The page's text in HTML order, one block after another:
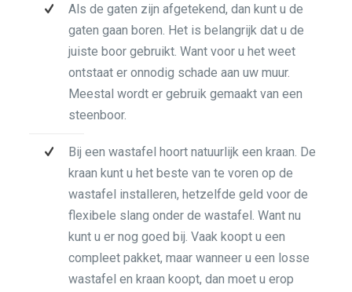
Als de gaten zijn afgetekend, dan kunt u de
gaten gaan boren. Het is belangrijk dat u de
juiste boor gebruikt. Want voor u het weet
ontstaat er onnodig schade aan uw muur.
Meestal wordt er gebruik gemaakt van een
steenboor.
Bij een wastafel hoort natuurlijk een kraan. De
kraan kunt u het beste van te voren op de
wastafel installeren, hetzelfde geld voor de
flexibele slang onder de wastafel. Want nu
kunt u er nog goed bij. Vaak koopt u een
compleet pakket, maar wanneer u een losse
wastafel en kraan koopt, dan moet u erop